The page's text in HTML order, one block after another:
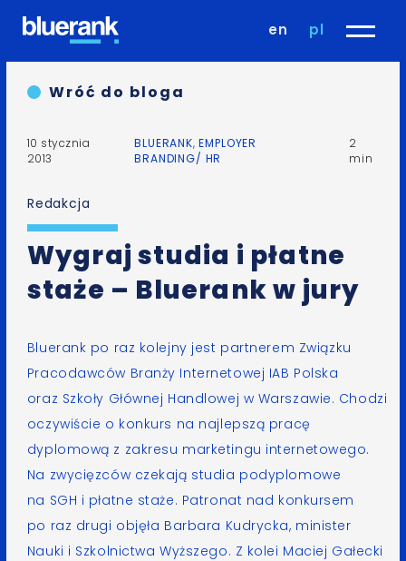
en pl
Wróć do bloga
10 stycznia
2013
BLUERANK,EMPLOYER
BRANDING/ HR
2
min
Redakcja
Wygraj studia i płatne
staże – Bluerank w jury
Bluerank po raz kolejny jest partnerem Związku
Pracodawców Branży Internetowej IAB Polska
oraz Szkoły Głównej Handlowej w Warszawie. Chodzi
oczywiście o konkurs na najlepszą pracę
dyplomową z zakresu marketingu internetowego.
Na zwycięzców czekają studia podyplomowe
na SGH i płatne staże. Patronat nad konkursem
po raz drugi objęła Barbara Kudrycka, minister
Nauki i Szkolnictwa Wyższego. Z kolei Maciej Gałecki